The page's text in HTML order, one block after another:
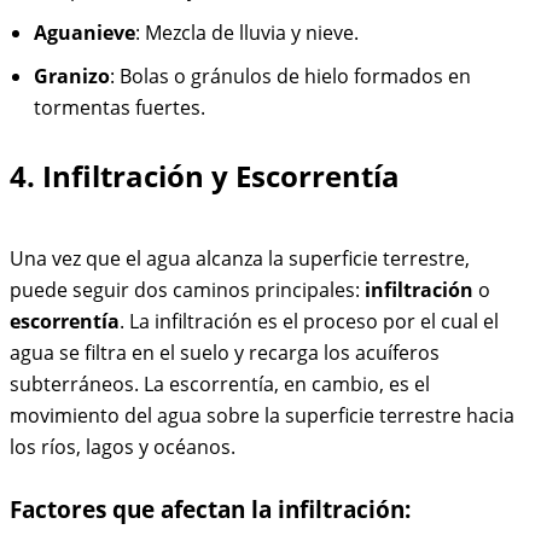
Aguanieve: Mezcla de lluvia y nieve.
Granizo: Bolas o gránulos de hielo formados en
tormentas fuertes.
4. Infiltración y Escorrentía
Una vez que el agua alcanza la superficie terrestre,
puede seguir dos caminos principales: infiltración o
escorrentía. La infiltración es el proceso por el cual el
agua se filtra en el suelo y recarga los acuíferos
subterráneos. La escorrentía, en cambio, es el
movimiento del agua sobre la superficie terrestre hacia
los ríos, lagos y océanos.
Factores que afectan la infiltración: